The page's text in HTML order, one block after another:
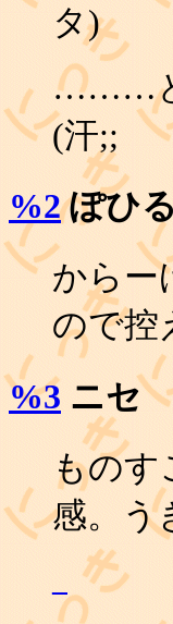
タ)
………と
(汗;;
%2ぽひる
からー
ので控
%3 ニセ
もの
感。う